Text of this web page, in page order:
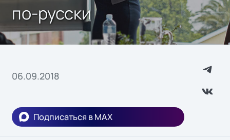
по-русски
06.09.2018
Подписаться в MAX